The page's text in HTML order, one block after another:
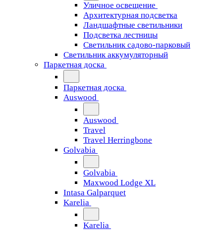
Уличное освещение
Архитектурная подсветка
Ландшафтные светильники
Подсветка лестницы
Светильник садово-парковый
Светильник аккумуляторный
Паркетная доска
Паркетная доска
Auswood
Auswood
Travel
Travel Herringbone
Golvabia
Golvabia
Maxwood Lodge XL
Intasa Galparquet
Karelia
Karelia